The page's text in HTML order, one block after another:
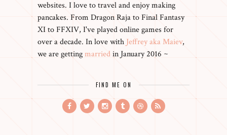
websites. I love to travel and enjoy making
pancakes. From Dragon Raja to Final Fantasy
XI to FFXIV, I've played online games for
over a decade. In love with Jeffrey aka Maiev,
we are gettingmarriedin January 2016 ~
FIND ME ON